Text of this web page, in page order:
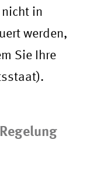
in
werden,
Sie Ihre